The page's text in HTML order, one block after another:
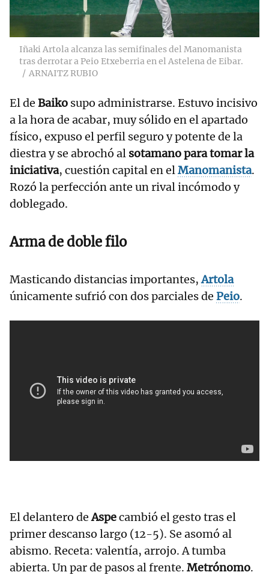
Iñaki Artola alcanza las semifinales del Manomanista
tras derrotar a Peio Etxeberria en el Astelena de Eibar.
ARNAITZ RUBIO
El de Baiko supo administrarse. Estuvo incisivo
a la hora de acabar, muy sólido en el apartado
físico, expuso el perfil seguro y potente de la
diestra y se abrochó al sotamano para tomar la
iniciativa, cuestión capital en el Manomanista.
Rozó la perfección ante un rival incómodo y
doblegado.
Arma de doble filo
Masticando distancias importantes,Artola
únicamente sufrió con dos parciales de Peio.
El delantero deAspecambió el gesto tras el
primer descanso largo (12-5). Se asomó al
abismo. Receta: valentía, arrojo. A tumba
abierta. Un par de pasos al frente. Metrónomo.